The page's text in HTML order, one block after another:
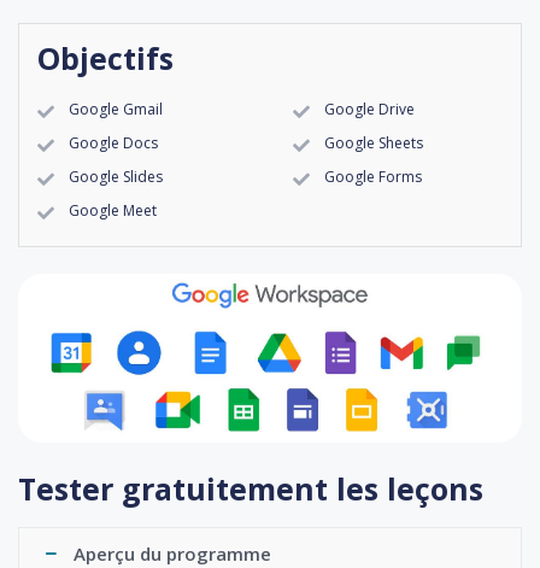
Objectifs
Google Gmail
Google Drive
Google Docs
Google Sheets
Google Slides
Google Forms
Google Meet
Tester gratuitement les leçons
Aperçu du programme